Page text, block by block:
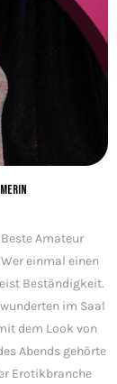
Amateur
einmal einen
Beständigkeit.
im Saal
dem Look von
Abends gehörte
Erotikbranche